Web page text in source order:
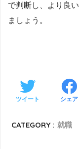
で判断し、より良
ましょう。
ツイート シェア
CATEGORY : 就職